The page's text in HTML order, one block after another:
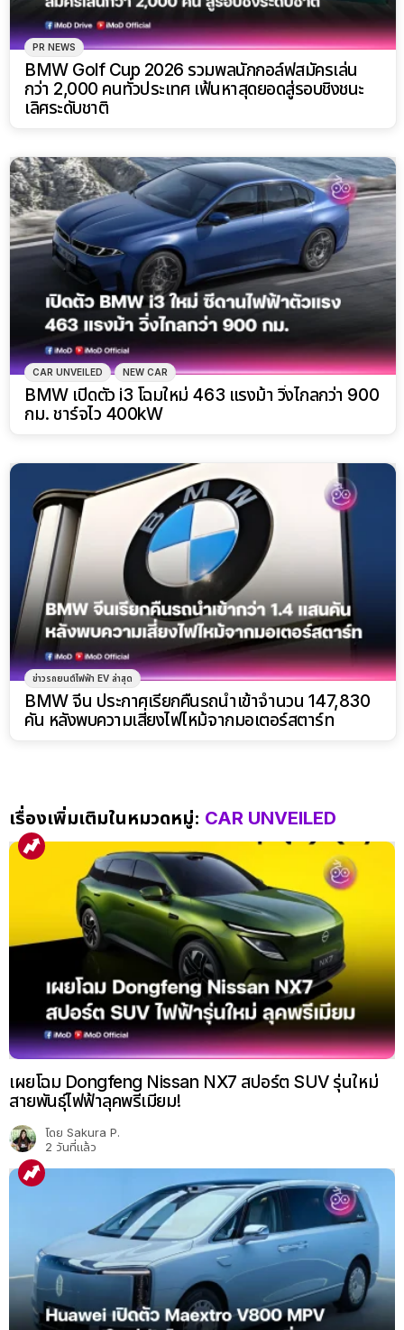
PR NEWS
BMW Golf Cup 2026 รวมพลนักกอล์ฟสมัครเล่น
กว่า 2,000 คนทั่วประเทศ เฟ้นหาสุดยอดสู่รอบชิงชนะ
เลิศระดับชาติ
CAR UNVEILED NEW CAR
BMW เปิดตัว i3 โฉมใหม่ 463 แรงม้า วิ่งไกลกว่า 900
กม. ชาร์จไว 400kW
ข่าวรถยนต์ไฟฟ้า EV ล่าสุด
BMW จีน ประกาศเรียกคืนรถนำเข้าจำนวน 147,830
คัน หลังพบความเสี่ยงไฟไหม้จากมอเตอร์สตาร์ท
เรื่องเพิ่มเติมในหมวดหมู่: CAR UNVEILED
เผยโฉม Dongfeng Nissan NX7 สปอร์ต SUV รุ่นใหม่
สายพันธุ์ไฟฟ้าลุคพรีเมียม!
โดย Sakura P.
2 วันที่แล้ว